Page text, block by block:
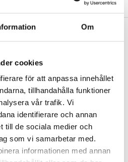
Om
cookies
för att anpassa innehållet
tillhandahålla funktioner
vår trafik. Vi
identifierare och annan
till de sociala medier och
som vi samarbetar med.
informationen med annan
your question or enquiry,
beautiful architecture that
well as our society.